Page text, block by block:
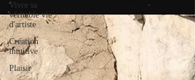
Vivre sa
véritable vie
d'artiste
Création
intuitive
Plaisir